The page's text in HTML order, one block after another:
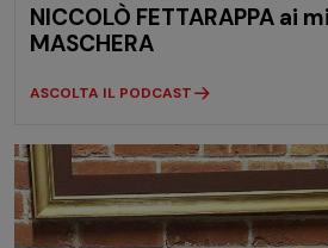
NICCOLÒ FETTARAPPA ai
MASCHERA
ASCOLTA IL PODCAST